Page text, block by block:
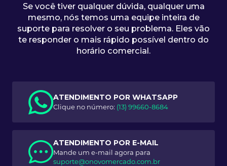
Se você tiver qualquer dúvida, qualquer uma
mesmo, nós temos uma equipe inteira de
suporte para resolver o seu problema. Eles vão
te responder o mais rápido possível dentro do
horário comercial.
ATENDIMENTO POR WHATSAPP
Clique no número: (13) 99660-8684
ATENDIMENTO POR E-MAIL
Mande um e-mail agora para
suporte@onovomercado.com.br